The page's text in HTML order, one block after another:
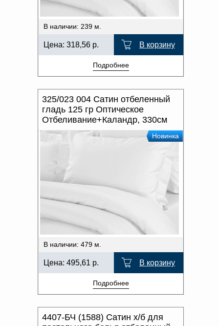
В наличии: 239 м.
Цена: 318,56 р. В корзину
Подробнее
325/023 004 Сатин отбеленный
гладь 125 гр Оптическое
Отбеливание+Каландр, 330см
Новинка
В наличии: 479 м.
Цена: 495,61 р. В корзину
Подробнее
4407-БЧ (1588) Сатин х/б для